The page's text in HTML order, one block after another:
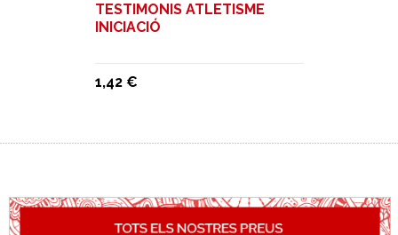
TESTIMONIS ATLETISME
INICIACIÓ
1,42 €